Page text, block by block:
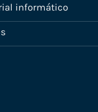
informático